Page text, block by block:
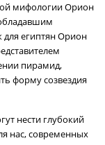
мифологии Орион
египтян Орион
пирамид,
форму созвездия
нести глубокий
нас, современных